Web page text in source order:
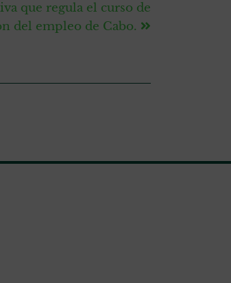
que regula el curso de
del empleo de Cabo.